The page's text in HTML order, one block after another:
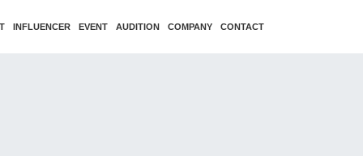
INFLUENCER EVENT AUDITION COMPANY CONTACT